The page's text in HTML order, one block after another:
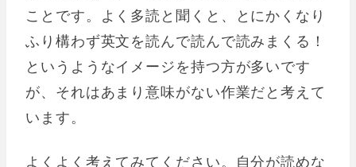
ことです。よく多読と聞くと、とにかくなり
ふり構わず英文を読んで読んで読みまくる！
というようなイメージを持つ方が多いです
が、それはあまり意味がない作業だと考えて
います。
よくよく考えてみてください。自分が読めな